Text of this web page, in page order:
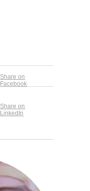
Share on
Facebook
Share on
LinkedIn